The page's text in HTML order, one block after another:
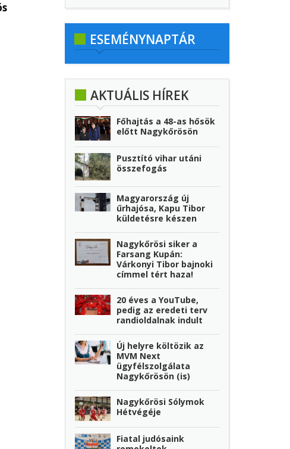
ESEMÉNYNAPTÁR
AKTUÁLIS HÍREK
Főhajtás a 48-as hősök
előtt Nagykőrösön
Pusztító vihar utáni
összefogás
Magyarország új
űrhajósa, Kapu Tibor
küldetésre készen
Nagykőrösi siker a
Farsang Kupán:
Várkonyi Tibor bajnoki
címmel tért haza!
20 éves a YouTube,
pedig az eredeti terv
randioldalnak indult
Új helyre költözik az
MVM Next
ügyfélszolgálata
Nagykőrösön (is)
Nagykőrösi Sólymok
Hétvégéje
Fiatal judósaink